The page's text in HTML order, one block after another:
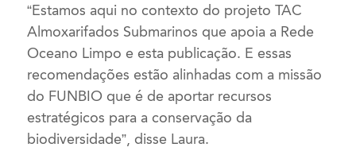
“Estamos aqui no contexto do projeto TAC
Almoxarifados Submarinos que apoia a Rede
Oceano Limpo e esta publicação. E essas
recomendações estão alinhadas com a missão
do FUNBIO que é de aportar recursos
estratégicos para a conservação da
biodiversidade”, disse Laura.